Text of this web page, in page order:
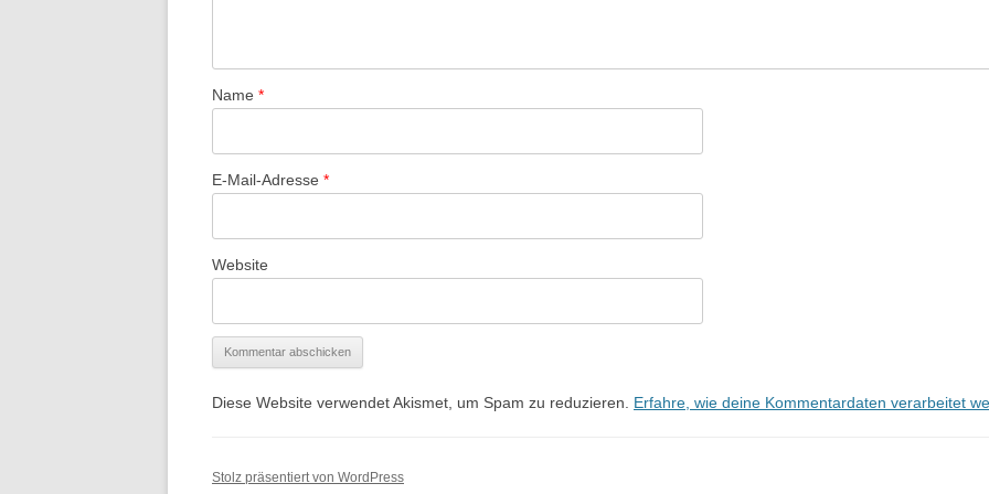
Name *
E-Mail-Adresse *
Website
Diese Website verwendet Akismet, um Spam zu reduzieren. Erfahre, wie deine Kommentardaten verarbeitet
Stolz präsentiert von WordPress